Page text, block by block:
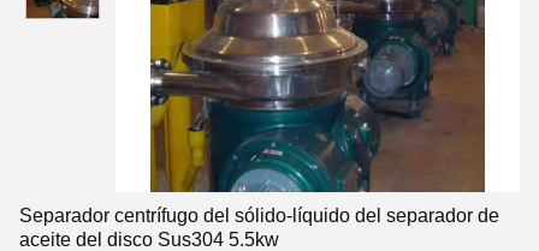
Separador centrífugo del sólido-líquido del separador de
aceite del disco Sus304 5.5kw